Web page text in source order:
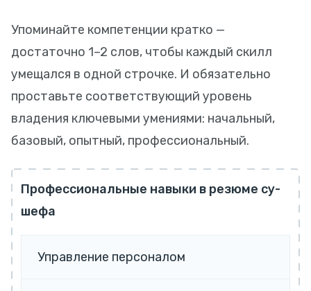
Упоминайте компетенции кратко —
достаточно 1–2 слов, чтобы каждый скилл
умещался в одной строчке. И обязательно
проставьте соответствующий уровень
владения ключевыми умениями: начальный,
базовый, опытный, профессиональный.
Профессиональные навыки в резюме су-
шефа
Управление персоналом